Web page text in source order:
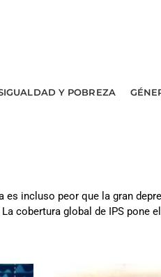
Y POBREZA
incluso peor que la gran
cobertura global de IPS pone